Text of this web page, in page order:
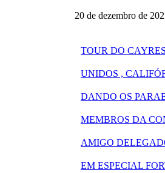
20 de dezembro de
TOUR DO
UNIDOS ,
DANDO OS
MEMBROS DA
AMIGO
EM ESPECIAL